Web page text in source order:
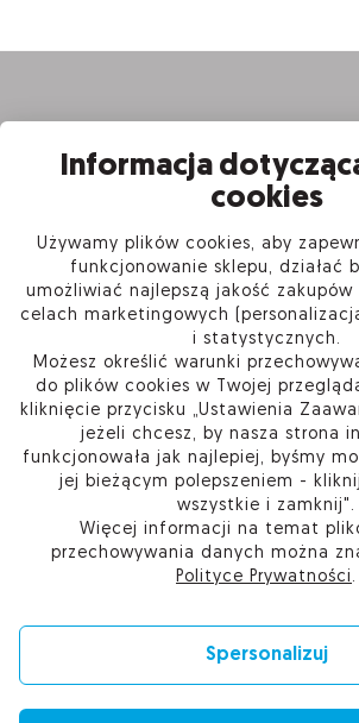
INFORMACJE
PRODUKTY
O FIRMIE
Kup w Sieci Partnerskiej Certum
Przejdź do pomocy
Ustawienia plików cookie
Informacja
cookies
Używamy plików cookies, aby
funkcjonowanie sklepu, działać
umożliwiać najlepszą jakość
celach marketingowych
i statystycznych.
Możesz określić warunki
do plików cookies w Twojej
kliknięcie przycisku „Ustawienia
jeżeli chcesz, by nasza strona
funkcjonowała jak najlepiej, byśmy
jej bieżącym polepszeniem -
wszystkie i zamknij".
Więcej informacji na temat
przechowywania danych można
Polityce Prywatności .
Spersonalizuj